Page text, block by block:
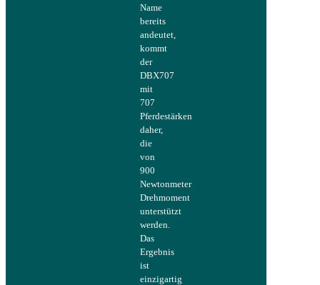
Name
bereits
andeutet,
kommt
der
DBX707
mit
707
Pferdestärken
daher,
die
von
900
Newtonmeter
Drehmoment
unterstützt
werden.
Das
Ergebnis
ist
einzigartig